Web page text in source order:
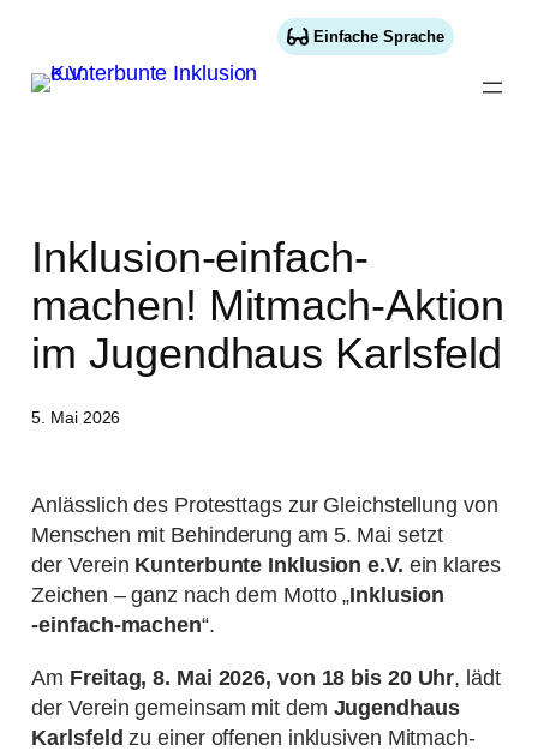
Einfache Sprache
Inklusion-einfach-
machen! Mitmach-Aktion
im Jugendhaus Karlsfeld
5. Mai 2026
Anlässlich des Protesttags zur Gleichstellung von
Menschen mit Behinderung am 5. Mai setzt
der Verein Kunterbunte Inklusion e.V. ein klares
Zeichen – ganz nach dem Motto „Inklusion
-einfach-machen“.
Am Freitag, 8. Mai 2026, von 18 bis 20 Uhr, lädt
der Verein gemeinsam mit dem Jugendhaus
Karlsfeld zu einer offenen inklusiven Mitmach-